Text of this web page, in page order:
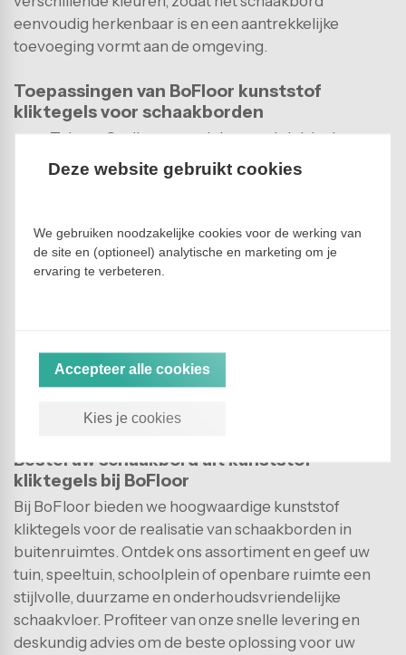
eenvoudig herkenbaar is en een aantrekkelijke
toevoeging vormt aan de omgeving.
Toepassingen van BoFloor kunststof
kliktegels voor schaakborden
Tuinen: Creëer een unieke speelplek in de
achtertuin voor schaakliefhebbers van alle
aantrekkelijke en interactieve voorziening voor
bezoekers van het park.
Speeltuinen en schoolpleinen: Bevorder de
Openbare ruimtes: Een schaakbord uit kliktegels
is een blikvanger en zorgt voor een sociale
recreatiegebieden.
Bestel uw schaakbord uit kunststof
kliktegels bij BoFloor
Bij BoFloor bieden we hoogwaardige kunststof
kliktegels voor de realisatie van schaakborden in
buitenruimtes. Ontdek ons assortiment en geef uw
tuin, speeltuin, schoolplein of openbare ruimte een
stijlvolle, duurzame en onderhoudsvriendelijke
schaakvloer. Profiteer van onze snelle levering en
deskundig advies om de beste oplossing voor uw
Deze website gebruikt cookies
We gebruiken noodzakelijke cookies voor de werking van
de site en (optioneel) analytische en marketing om je
ervaring te verbeteren.
Accepteer alle cookies
Kies je cookies